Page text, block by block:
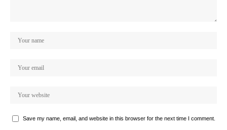
Save my name, email, and website in this browser for the next time I comment.